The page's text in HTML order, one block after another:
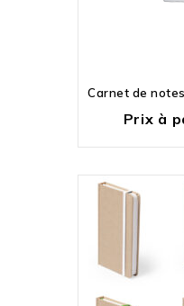
Carnet de
Prix à